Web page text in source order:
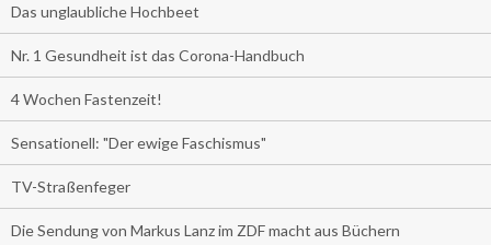
Das unglaubliche Hochbeet
Nr. 1 Gesundheit ist das Corona-Handbuch
4 Wochen Fastenzeit!
Sensationell: "Der ewige Faschismus"
TV-Straßenfeger
Die Sendung von Markus Lanz im ZDF macht aus Büchern